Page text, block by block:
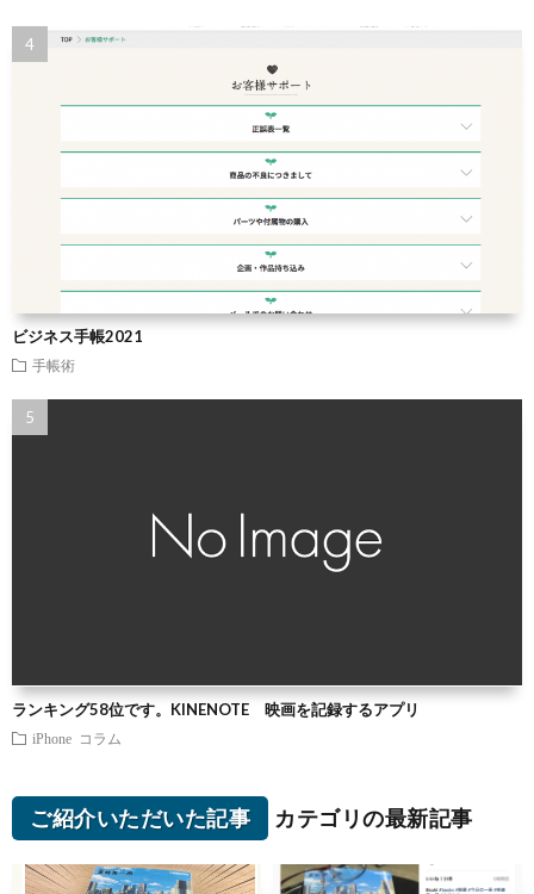
ビジネス手帳2021
手帳術
ランキング58位です。KINENOTE 映画を記録するアプリ
iPhone コラム
ご紹介いただいた記事 カテゴリの最新記事